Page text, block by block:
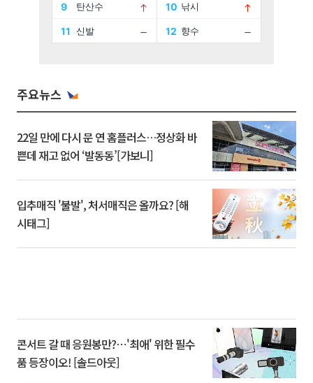
주요뉴스
22일 만에 다시 문 연 홈플러스…정상화 바
쁜데 재고 없어 ‘발동동’[가보니]
입추매직 '불발', 처서매직은 올까요? [해
시태그]
콘서트 갈 때 응원봉만?⋯'최애' 위한 필수
품 등장이오! [솔드아웃]